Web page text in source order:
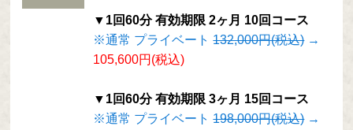
▼1回60分 有効期限 2ヶ月 10回コース
※通常 プライベート132,000円(税込)→
105,600円(税込)
▼1回60分 有効期限 3ヶ月 15回コース
※通常 プライベート198,000円(税込)→